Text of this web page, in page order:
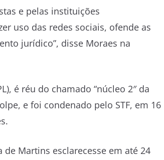
e pelas instituições
uso das redes sociais, ofende as
jurídico”, disse Moraes na
é réu do chamado “núcleo 2″ da
e foi condenado pelo STF, em 16
Martins esclarecesse em até 24